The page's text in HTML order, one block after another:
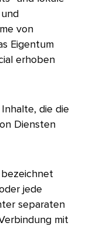
von
Eigentum
erhoben
die die
Diensten
bezeichnet
jede
separaten
mit